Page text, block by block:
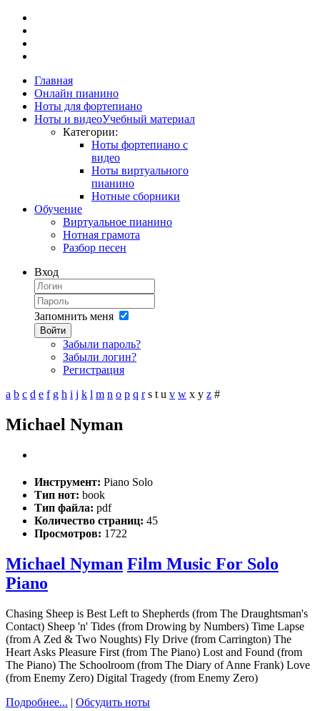
Главная
Онлайн пианино
Ноты для фортепиано
Ноты и видеоУчебный материал
Категории:
Ноты фортепиано с
видео
Ноты виртуального
пианино
Нотные сборники
Обучение
Виртуальное пианино
Нотная грамота
Разбор песен
Вход
Запомнить меня
Войти
Забыли пароль?
Забыли логин?
Регистрация
a b c d e f g h i j k l m n o p q r s t u v w x y z #
Michael Nyman
Инструмент: Piano Solo
Тип нот: book
Тип файла: pdf
Количество страниц: 45
Просмотров: 1722
Michael Nyman Film Music For Solo
Piano
Chasing Sheep is Best Left to Shepherds (from The Draughtsman's
Contact) Sheep 'n' Tides (from Drowing by Numbers) Time Lapse
(from A Zed & Two Noughts) Fly Drive (from Carrington) The
Heart Asks Pleasure First (from The Piano) Lost and Found (from
The Piano) The Schoolroom (from The Diary of Anne Frank) Love
(from Enemy Zero) Digital Tragedy (from Enemy Zero)
Подробнее... | Обсудить ноты